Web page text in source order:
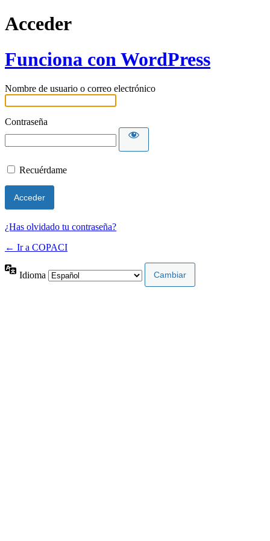
Acceder
Funciona con WordPress
Nombre de usuario o correo electrónico
Contraseña
Recuérdame
¿Has olvidado tu contraseña?
← Ir a COPACI
Idioma